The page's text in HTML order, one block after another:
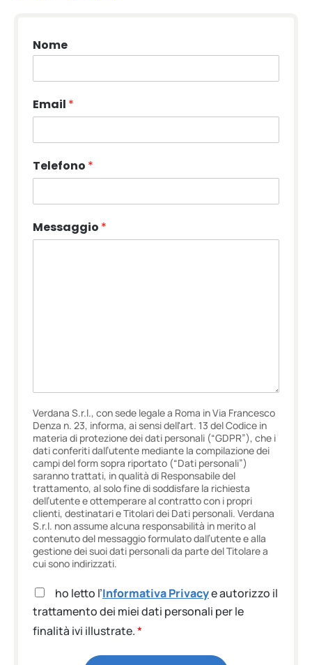
Nome
Email *
Telefono *
Messaggio *
Verdana S.r.l., con sede legale a Roma in Via Francesco
Denza n. 23, informa, ai sensi dell'art. 13 del Codice in
materia di protezione dei dati personali (“GDPR”), che i
dati conferiti dall’utente mediante la compilazione dei
campi del form sopra riportato (“Dati personali”)
saranno trattati, in qualità di Responsabile del
trattamento, al solo fine di soddisfare la richiesta
dell’utente e ottemperare al contratto con i propri
clienti, destinatari e Titolari dei Dati personali. Verdana
S.r.l. non assume alcuna responsabilità in merito al
contenuto del messaggio formulato dall’utente e alla
gestione dei suoi dati personali da parte del Titolare a
cui sono indirizzati.
A
c
c
e
ho letto l’Informativa Privacye autorizzo il
trattamento dei miei dati personali per le
finalità ivi illustrate.*